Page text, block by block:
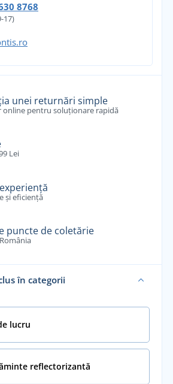
8768
17)
unei returnări simple
online pentru soluționare rapidă
Lei
și eficiență
puncte de coletărie
în categorii
lucru
reflectorizantă